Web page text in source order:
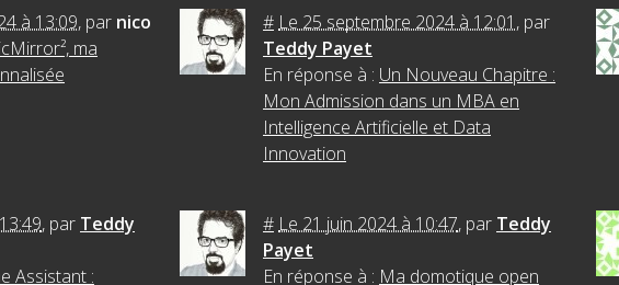
à 13:09, par nico
ma
# Le 25 septembre 2024 à 12:01 , par
Teddy Payet
En réponse à : Un Nouveau Chapitre :
Mon Admission dans un MBA en
Intelligence Artificielle et Data
Innovation
, par Teddy
Assistant :
# Le 21 juin 2024 à 10:47, par Teddy
Payet
En réponse à : Ma domotique open